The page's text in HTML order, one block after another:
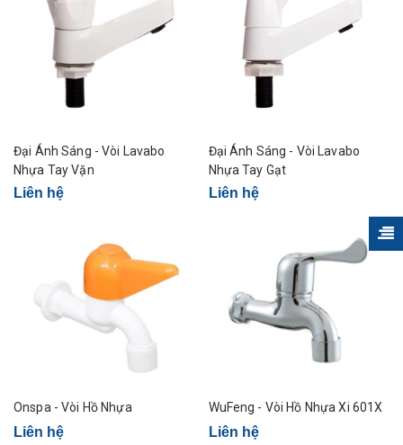
Đại Ánh Sáng - Vòi Lavabo
Nhựa Tay Vặn
Liên hệ
Đại Ánh Sáng - Vòi Lavabo
Nhựa Tay Gạt
Liên hệ
Onspa - Vòi Hồ Nhựa
Liên hệ
WuFeng - Vòi Hồ Nhựa Xi 601X
Liên hệ